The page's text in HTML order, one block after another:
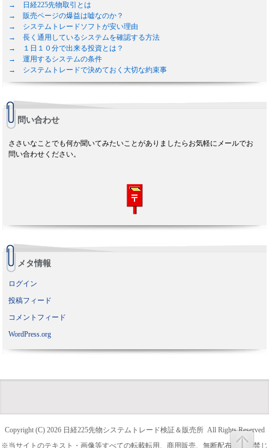
→ 日経225先物取引とは
→ 販売ページの爆益は嘘なのか？
→ システムトレードソフトが安い理由
→ 長く通用しているシステムを確認する方法
→ １日１０分で出来る投資とは？
→ 運用するシステムの条件
→ システムトレードで決めておく大切な約束事
問い合わせ
ささいなことでも何か聞いてみたいことがありましたらお気軽にメールでお
問い合わせください。
メタ情報
ログイン
投稿フィード
コメントフィード
WordPress.org
Copyright (C) 2026 日経225先物システムトレード検証＆販売所All Rights Reserved
※当サイトのテキスト・画像等すべての転載転用、商用販売、無断配布を固く禁じ